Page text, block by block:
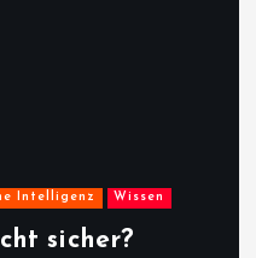
Intelligenz Wissen
sicher?